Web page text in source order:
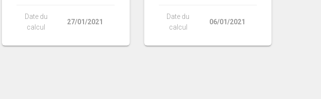
Date du
calcul
27/01/2021
Date du
calcul
06/01/2021